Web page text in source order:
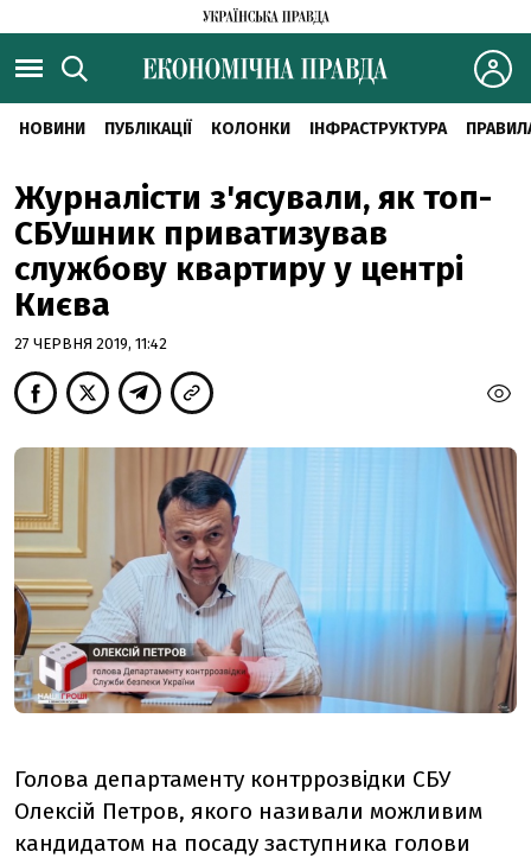
НОВИНИ ПУБЛІКАЦІЇ КОЛОНКИ ІНФРАСТРУКТУРА
Журналісти з'ясували, як топ-
СБУшник приватизував
службову квартиру у центрі
Києва
27 ЧЕРВНЯ 2019, 11:42
Голова департаменту контррозвідки СБУ
Олексій Петров, якого називали можливим
кандидатом на посаду заступника голови